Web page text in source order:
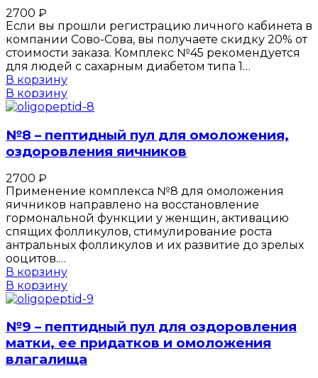
2700 ₽
Если вы прошли регистрацию личного кабинета в
компании Сово-Сова, вы получаете скидку 20% от
стоимости заказа. Комплекс №45 рекомендуется
для людей с сахарным диабетом типа 1…
В корзину
В корзину
№8 – пептидный пул для омоложения,
оздоровления яичников
2700 ₽
Применение комплекса №8 для омоложения
яичников направлено на восстановление
гормональной функции у женщин, активацию
спящих фолликулов, стимулирование роста
антральных фолликулов и их развитие до зрелых
ооцитов.…
В корзину
В корзину
№9 – пептидный пул для оздоровления
матки, ее придатков и омоложения
влагалища